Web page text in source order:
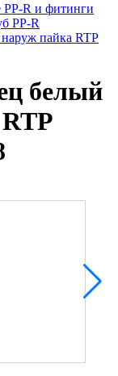
R и фитинги
PP-R
пайка RTP
белый